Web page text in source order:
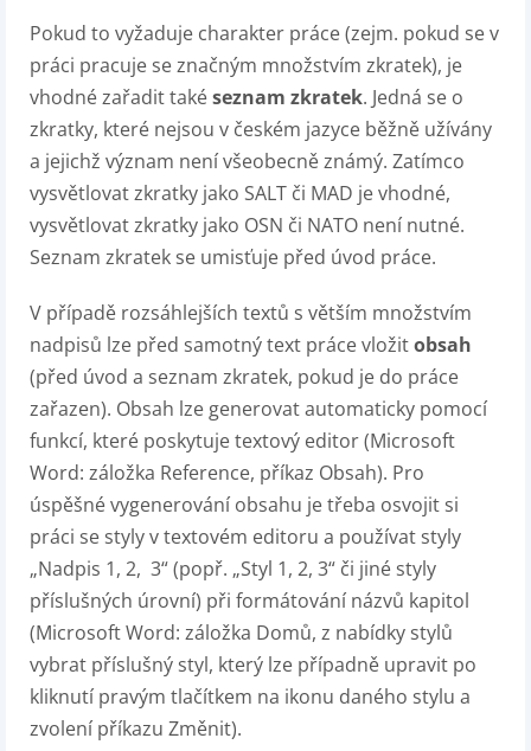
Pokud to vyžaduje charakter práce (zejm. pokud se v
práci pracuje se značným množstvím zkratek), je
vhodné zařadit takéseznam zkratek. Jedná se o
zkratky, které nejsou v českém jazyce běžně užívány
a jejichž význam není všeobecně známý. Zatímco
vysvětlovat zkratky jako SALT či MAD je vhodné,
vysvětlovat zkratky jako OSN či NATO není nutné.
Seznam zkratek se umisťuje před úvod práce.
V případě rozsáhlejších textů s větším množstvím
nadpisů lze před samotný text práce vložitobsah
(před úvod a seznam zkratek, pokud je do práce
zařazen). Obsah lze generovat automaticky pomocí
funkcí, které poskytuje textový editor (Microsoft
Word: záložka Reference, příkaz Obsah). Pro
úspěšné vygenerování obsahu je třeba osvojit si
práci se styly v textovém editoru a používat styly
„Nadpis 1, 2, 3“ (popř. „Styl 1, 2, 3“ či jiné styly
příslušných úrovní) při formátování názvů kapitol
(Microsoft Word: záložka Domů, z nabídky stylů
vybrat příslušný styl, který lze případně upravit po
kliknutí pravým tlačítkem na ikonu daného stylu a
zvolení příkazu Změnit).